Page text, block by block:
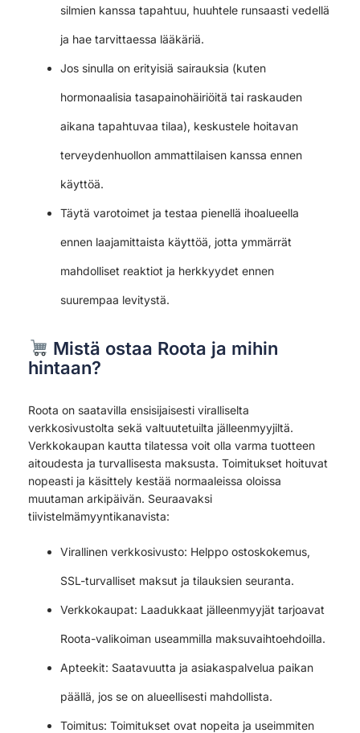
silmien kanssa tapahtuu, huuhtele runsaasti vedellä
ja hae tarvittaessa lääkäriä.
Jos sinulla on erityisiä sairauksia (kuten
hormonaalisia tasapainohäiriöitä tai raskauden
aikana tapahtuvaa tilaa), keskustele hoitavan
terveydenhuollon ammattilaisen kanssa ennen
käyttöä.
Täytä varotoimet ja testaa pienellä ihoalueella
ennen laajamittaista käyttöä, jotta ymmärrät
mahdolliset reaktiot ja herkkyydet ennen
suurempaa levitystä.
Mistä ostaa Roota ja mihin
hintaan?
Roota on saatavilla ensisijaisesti viralliselta
verkkosivustolta sekä valtuutetuilta jälleenmyyjiltä.
Verkkokaupan kautta tilatessa voit olla varma tuotteen
aitoudesta ja turvallisesta maksusta. Toimitukset hoituvat
nopeasti ja käsittely kestää normaaleissa oloissa
muutaman arkipäivän. Seuraavaksi
tiivistelmämyyntikanavista:
Virallinen verkkosivusto: Helppo ostoskokemus,
SSL-turvalliset maksut ja tilauksien seuranta.
Verkkokaupat: Laadukkaat jälleenmyyjät tarjoavat
Roota-valikoiman useammilla maksuvaihtoehdoilla.
Apteekit: Saatavuutta ja asiakaspalvelua paikan
päällä, jos se on alueellisesti mahdollista.
Toimitus: Toimitukset ovat nopeita ja useimmiten